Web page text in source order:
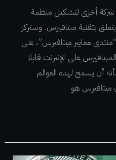
اتحدت ميتا ومايكروسفت و 31 شركة أخرى لتشكيل منظمة
بتقنية ميتافيرس. وستركز
معايير ميتافيرس”، على
على الإنترنت قابلا
أن يسمح لهذه العوالم
ميتافيرس هو